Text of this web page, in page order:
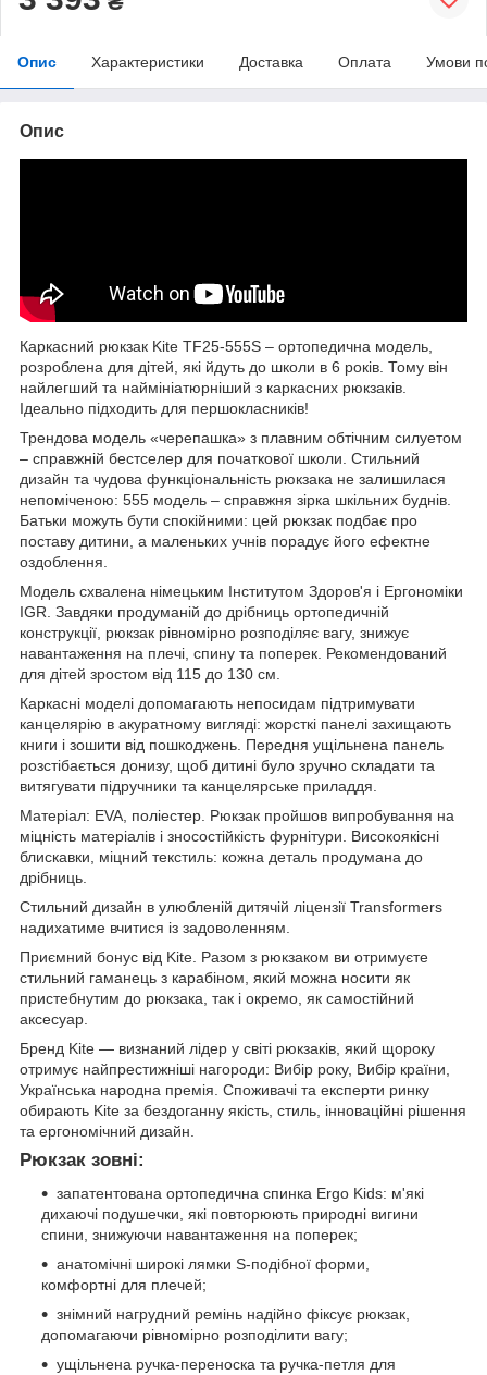
Опис Характеристики Доставка Оплата Умови
Опис
Каркасний рюкзак Kite TF25-555S – ортопедична модель,
розроблена для дітей, які йдуть до школи в 6 років. Тому він
найлегший та наймініатюрніший з каркасних рюкзаків.
Ідеально підходить для першокласників!
Трендова модель «черепашка» з плавним обтічним силуетом
– справжній бестселер для початкової школи. Стильний
дизайн та чудова функціональність рюкзака не залишилася
непоміченою: 555 модель – справжня зірка шкільних буднів.
Батьки можуть бути спокійними: цей рюкзак подбає про
поставу дитини, а маленьких учнів порадує його ефектне
оздоблення.
Модель схвалена німецьким Інститутом Здоров'я і Ергономіки
IGR. Завдяки продуманій до дрібниць ортопедичній
конструкції, рюкзак рівномірно розподіляє вагу, знижує
навантаження на плечі, спину та поперек. Рекомендований
для дітей зростом від 115 до 130 см.
Каркасні моделі допомагають непосидам підтримувати
канцелярію в акуратному вигляді: жорсткі панелі захищають
книги і зошити від пошкоджень. Передня ущільнена панель
розстібається донизу, щоб дитині було зручно складати та
витягувати підручники та канцелярське приладдя.
Матеріал: EVA, поліестер. Рюкзак пройшов випробування на
міцність матеріалів і зносостійкість фурнітури. Високоякісні
блискавки, міцний текстиль: кожна деталь продумана до
дрібниць.
Стильний дизайн в улюбленій дитячій ліцензії Transformers
надихатиме вчитися із задоволенням.
Приємний бонус від Kite. Разом з рюкзаком ви отримуєте
стильний гаманець з карабіном, який можна носити як
пристебнутим до рюкзака, так і окремо, як самостійний
аксесуар.
Бренд Kite — визнаний лідер у світі рюкзаків, який щороку
отримує найпрестижніші нагороди: Вибір року, Вибір країни,
Українська народна премія. Споживачі та експерти ринку
обирають Kite за бездоганну якість, стиль, інноваційні рішення
та ергономічний дизайн.
Рюкзак зовні:
запатентована ортопедична спинка Ergo Kids: м'які
дихаючі подушечки, які повторюють природні вигини
спини, знижуючи навантаження на поперек;
анатомічні широкі лямки S-подібної форми,
комфортні для плечей;
знімний нагрудний ремінь надійно фіксує рюкзак,
допомагаючи рівномірно розподілити вагу;
ущільнена ручка-переноска та ручка-петля для